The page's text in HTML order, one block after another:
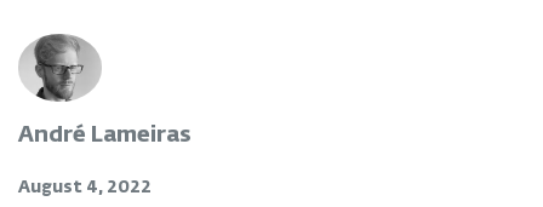
André Lameiras
August 4, 2022